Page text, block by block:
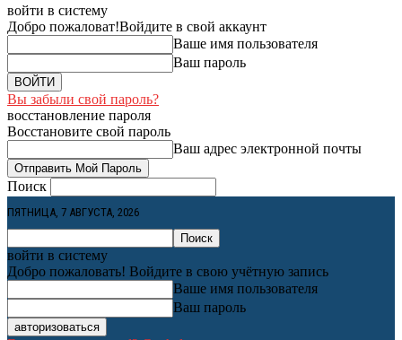
войти в систему
Добро пожаловат!Войдите в свой аккаунт
Ваше имя пользователя
Ваш пароль
Вы забыли свой пароль?
восстановление пароля
Восстановите свой пароль
Ваш адрес электронной почты
Поиск
ПЯТНИЦА, 7 АВГУСТА, 2026
войти в систему
Добро пожаловать! Войдите в свою учётную запись
Ваше имя пользователя
Ваш пароль